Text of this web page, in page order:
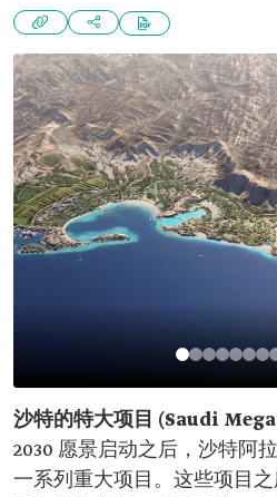
沙特的特大项目 (Saudi
2030 愿景启动之后，沙特阿
一系列重大项目。这些项目